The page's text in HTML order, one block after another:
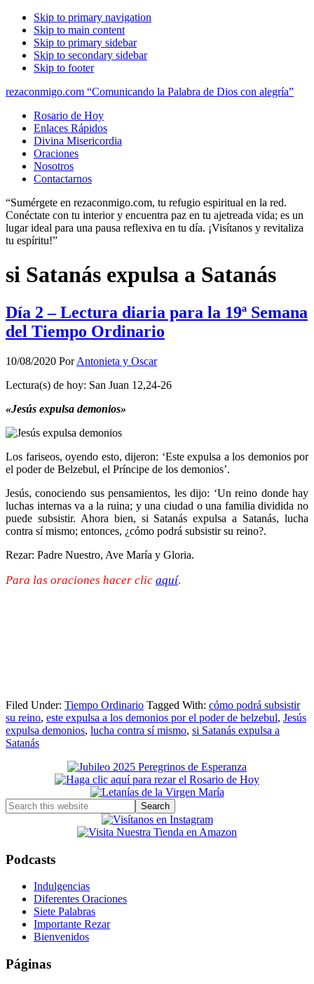
Skip to primary navigation
Skip to main content
Skip to primary sidebar
Skip to secondary sidebar
Skip to footer
rezaconmigo.com “Comunicando la Palabra de Dios con alegría”
Rosario de Hoy
Enlaces Rápidos
Divina Misericordia
Oraciones
Nosotros
Contactarnos
“Sumérgete en rezaconmigo.com, tu refugio espiritual en la red.
Conéctate con tu interior y encuentra paz en tu ajetreada vida; es un
lugar ideal para una pausa reflexiva en tu día. ¡Visítanos y revitaliza
tu espíritu!”
si Satanás expulsa a Satanás
Día 2 – Lectura diaria para la 19ª Semana
del Tiempo Ordinario
10/08/2020 PorAntonieta y Oscar
Lectura(s) de hoy: San Juan 12,24-26
«Jesús expulsa demonios»
Los fariseos, oyendo esto, dijeron: ‘Este expulsa a los demonios por
el poder de Belzebul, el Príncipe de los demonios’.
Jesús, conociendo sus pensamientos, les dijo: ‘Un reino donde hay
luchas internas va a la ruina; y una ciudad o una familia dividida no
puede subsistir. Ahora bien, si Satanás expulsa a Satanás, lucha
contra sí mismo; entonces, ¿cómo podrá subsistir su reino?.
Rezar: Padre Nuestro, Ave María y Gloria.
Para las oraciones hacer clic aquí.
Filed Under: Tiempo Ordinario Tagged With: cómo podrá subsistir
su reino, este expulsa a los demonios por el poder de belzebul, Jesús
expulsa demonios, lucha contra sí mismo, si Satanás expulsa a
Satanás
Primary
Sidebar
Search
this
Podcasts
Indulgencias
Diferentes Oraciones
Siete Palabras
Importante Rezar
Bienvenidos
Páginas